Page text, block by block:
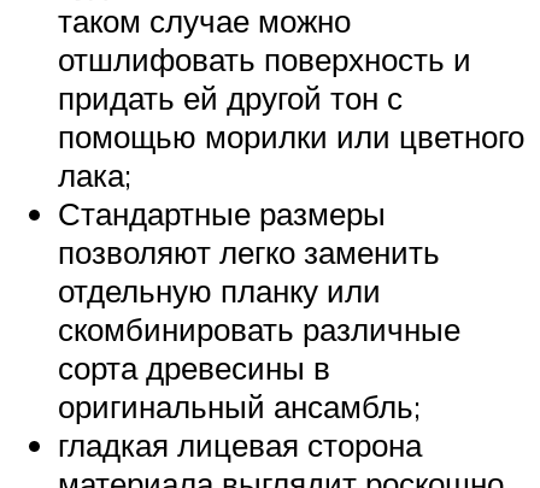
таком случае можно
отшлифовать поверхность и
придать ей другой тон с
помощью морилки или цветного
лака;
Стандартные размеры
позволяют легко заменить
отдельную планку или
скомбинировать различные
сорта древесины в
оригинальный ансамбль;
гладкая лицевая сторона